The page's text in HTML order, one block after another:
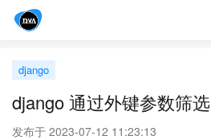
django
django 通过外键参数筛选
发布于 2023-07-12 11:23:13